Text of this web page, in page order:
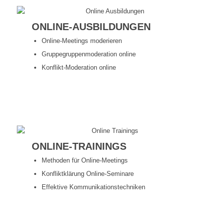
ONLINE-AUSBILDUNGEN
Online-Meetings moderieren
Gruppegruppenmoderation online
Konflikt-Moderation online
ONLINE-TRAININGS
Methoden für Online-Meetings
Konfliktklärung Online-Seminare
Effektive Kommunikationstechniken